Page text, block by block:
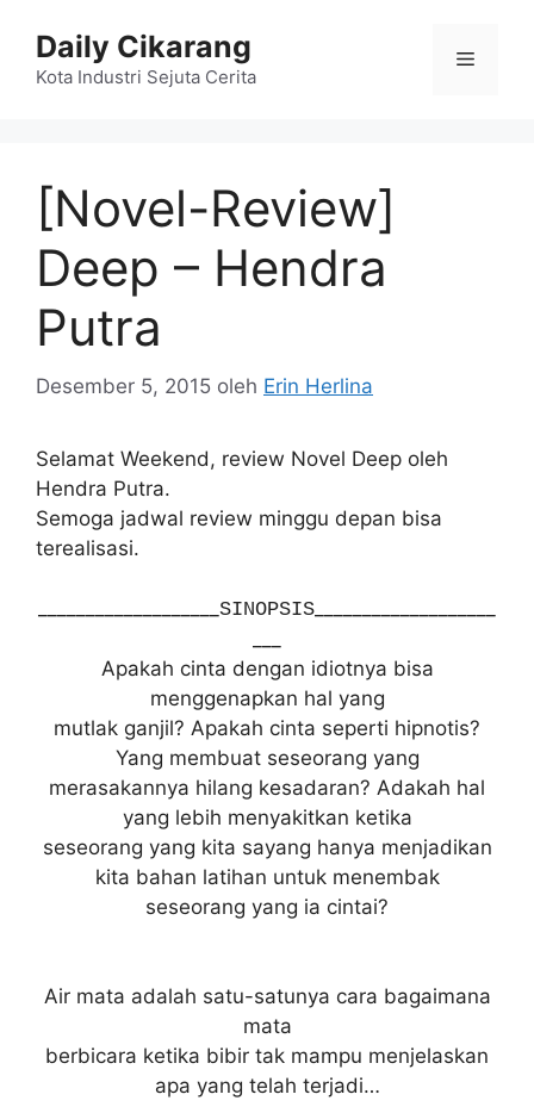
Daily Cikarang
Kota Industri Sejuta Cerita
Menu
[Novel-Review]
Deep – Hendra
Putra
Desember 5, 2015 oleh Erin Herlina
Selamat Weekend, review Novel Deep oleh
Hendra Putra.
Semoga jadwal review minggu depan bisa
terealisasi.
SINOPSIS
Apakah cinta dengan idiotnya bisa
menggenapkan hal yang
mutlak ganjil? Apakah cinta seperti hipnotis?
Yang membuat seseorang yang
merasakannya hilang kesadaran? Adakah hal
yang lebih menyakitkan ketika
seseorang yang kita sayang hanya menjadikan
kita bahan latihan untuk menembak
seseorang yang ia cintai?
Air mata adalah satu-satunya cara bagaimana
mata
berbicara ketika bibir tak mampu menjelaskan
apa yang telah terjadi…